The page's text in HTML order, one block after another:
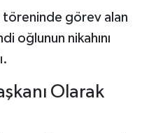
töreninde görev alan
oğlunun nikahını
Olarak